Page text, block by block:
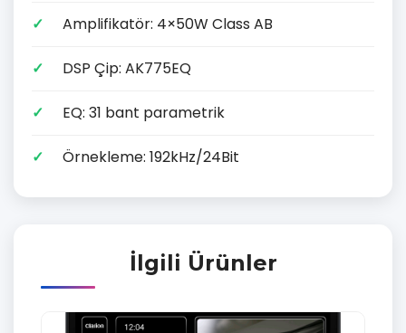
Amplifikatör: 4×50W Class AB
DSP Çip: AK775EQ
EQ: 31 bant parametrik
Örnekleme: 192kHz/24Bit
İlgili Ürünler